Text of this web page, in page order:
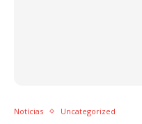
Notícias Uncategorized